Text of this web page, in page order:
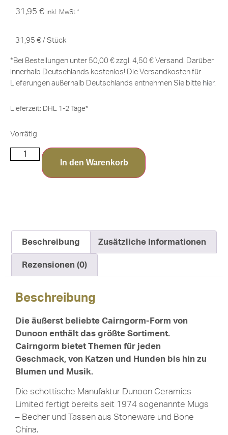
31,95 € inkl. MwSt.*
31,95 € / Stück
*Bei Bestellungen unter 50,00 € zzgl. 4,50 € Versand. Darüber
innerhalb Deutschlands kostenlos! Die Versandkosten für
Lieferungen außerhalb Deutschlands entnehmen Sie bitte hier.
Lieferzeit: DHL 1-2 Tage*
Vorrätig
In den Warenkorb
Beschreibung Zusätzliche Informationen
Rezensionen (0)
Beschreibung
Die äußerst beliebte Cairngorm-Form von
Dunoon enthält das größte Sortiment.
Cairngorm bietet Themen für jeden
Geschmack, von Katzen und Hunden bis hin zu
Blumen und Musik.
Die schottische Manufaktur Dunoon Ceramics
Limited fertigt bereits seit 1974 sogenannte Mugs
– Becher und Tassen aus Stoneware und Bone
China.